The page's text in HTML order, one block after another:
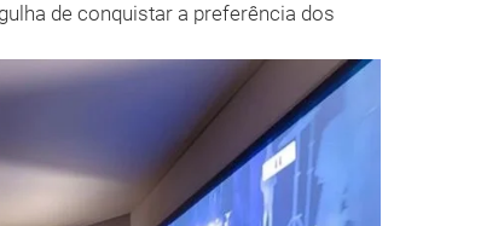
de conquistar a preferência dos